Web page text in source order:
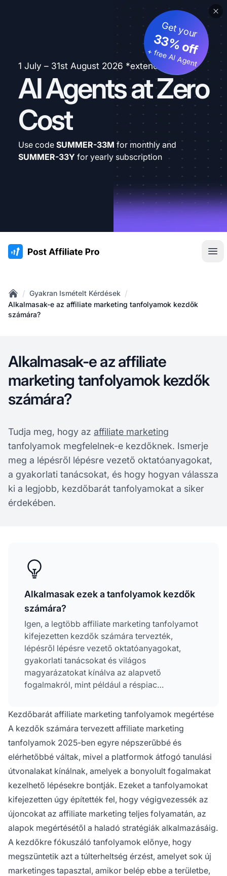
1 July – 31st August 2026 *extended
AI Agents at Zero
Cost
Get your
33% off
+ free AI Agent
Use code SUMMER-33M for monthly and
SUMMER-33Y for yearly subscription
:site.title
Home
/ Gyakran Ismételt Kérdések /
Alkalmasak-e az affiliate marketing tanfolyamok kezdők
számára?
Alkalmasak-e az affiliate
marketing tanfolyamok kezdők
számára?
Tudja meg, hogy az affiliate marketing
tanfolyamok megfelelnek-e kezdőknek. Ismerje
meg a lépésről lépésre vezető oktatóanyagokat,
a gyakorlati tanácsokat, és hogy hogyan válassza
ki a legjobb, kezdőbarát tanfolyamokat a siker
érdekében.
Alkalmasak ezek a tanfolyamok kezdők
számára?
Igen, a legtöbb affiliate marketing tanfolyamot
kifejezetten kezdők számára tervezték,
lépésről lépésre vezető oktatóanyagokat,
gyakorlati tanácsokat és világos
magyarázatokat kínálva az alapvető
fogalmakról, mint például a réspiac
forgalomgenerálás, hogy segítsenek elindulni
az affiliate marketingben.
Kezdőbarát affiliate marketing tanfolyamok megértése
A kezdők számára tervezett affiliate marketing
tanfolyamok 2025-ben egyre népszerűbbé és
elérhetőbbé váltak, mivel a platformok átfogó tanulási
útvonalakat kínálnak, amelyek a bonyolult fogalmakat
kezelhető lépésekre bontják. Ezeket a tanfolyamokat
kifejezetten úgy építették fel, hogy végigvezessék az
újoncokat az affiliate marketing teljes folyamatán, az
alapok megértésétől a haladó stratégiák alkalmazásáig.
A kezdőkre fókuszáló tanfolyamok előnye, hogy
megszüntetik azt a túlterheltség érzést, amelyet sok új
marketinges tapasztal, amikor belép ebbe a területbe,